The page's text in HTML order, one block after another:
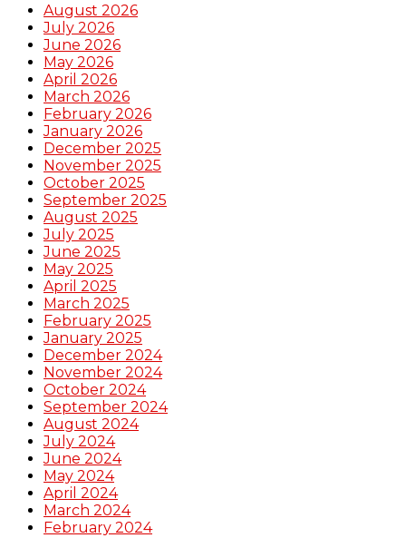
August 2026
July 2026
June 2026
May 2026
April 2026
March 2026
February 2026
January 2026
December 2025
November 2025
October 2025
September 2025
August 2025
July 2025
June 2025
May 2025
April 2025
March 2025
February 2025
January 2025
December 2024
November 2024
October 2024
September 2024
August 2024
July 2024
June 2024
May 2024
April 2024
March 2024
February 2024